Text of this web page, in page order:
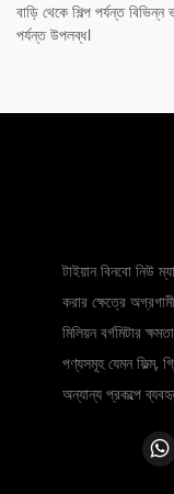
বাড়ি থেকে শিল্প পর্যন্ত
পর্যন্ত উপলব্ধ।
টাইয়ান বিনবো নিউ
করার ক্ষেত্রে
মিলিয়ন বর্গমিটার
পণ্যসমূহ যেমন ফিল্ম,
অন্যান্য প্রকল্পে